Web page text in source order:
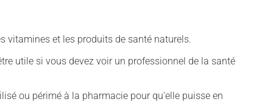
vitamines et les produits de santé naturels.
utile si vous devez voir un professionnel de la santé
ou périmé à la pharmacie pour qu'elle puisse en